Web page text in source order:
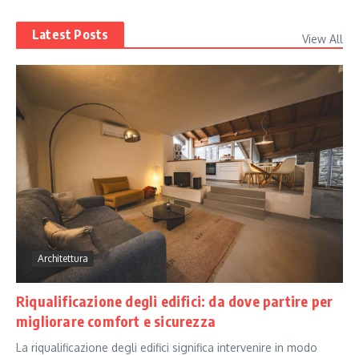
Latest Posts View All
Architettura
Riqualificazione degli edifici: da dove partire per
migliorare comfort e sicurezza
La riqualificazione degli edifici significa intervenire in modo